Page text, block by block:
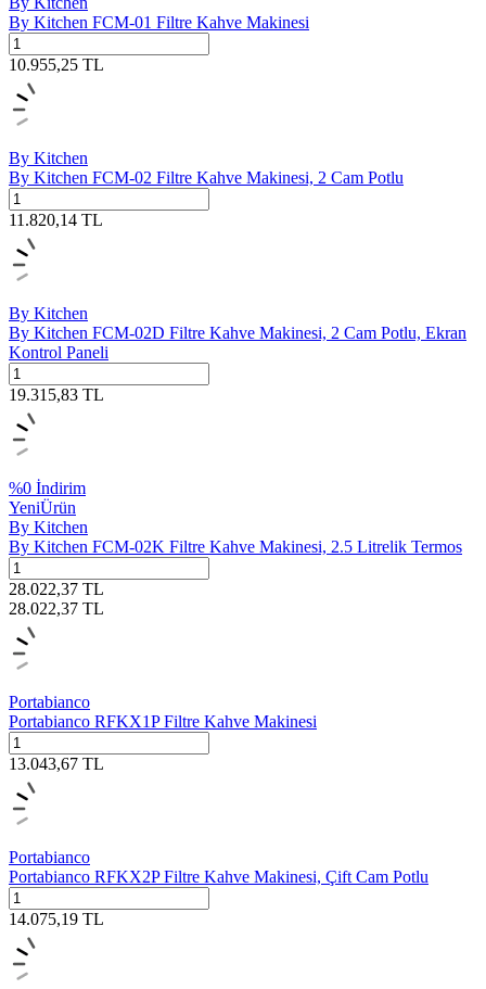
By Kitchen FCM-01 Filtre Kahve Makinesi
10.955,25 TL
By Kitchen
By Kitchen FCM-02 Filtre Kahve Makinesi, 2 Cam Potlu
11.820,14 TL
By Kitchen
By Kitchen FCM-02D Filtre Kahve Makinesi, 2 Cam Potlu, Ekran
Kontrol Paneli
19.315,83 TL
%0 İndirim
YeniÜrün
By Kitchen
By Kitchen FCM-02K Filtre Kahve Makinesi, 2.5 Litrelik Termos
28.022,37 TL
28.022,37 TL
Portabianco
Portabianco RFKX1P Filtre Kahve Makinesi
13.043,67 TL
Portabianco
Portabianco RFKX2P Filtre Kahve Makinesi, Çift Cam Potlu
14.075,19 TL